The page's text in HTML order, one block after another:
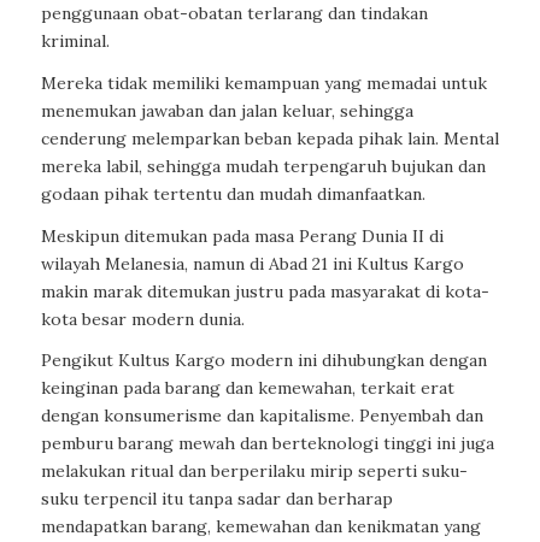
penggunaan obat-obatan terlarang dan tindakan
kriminal.
Mereka tidak memiliki kemampuan yang memadai untuk
menemukan jawaban dan jalan keluar, sehingga
cenderung melemparkan beban kepada pihak lain. Mental
mereka labil, sehingga mudah terpengaruh bujukan dan
godaan pihak tertentu dan mudah dimanfaatkan.
Meskipun ditemukan pada masa Perang Dunia II di
wilayah Melanesia, namun di Abad 21 ini Kultus Kargo
makin marak ditemukan justru pada masyarakat di kota-
kota besar modern dunia.
Pengikut Kultus Kargo modern ini dihubungkan dengan
keinginan pada barang dan kemewahan, terkait erat
dengan konsumerisme dan kapitalisme. Penyembah dan
pemburu barang mewah dan berteknologi tinggi ini juga
melakukan ritual dan berperilaku mirip seperti suku-
suku terpencil itu tanpa sadar dan berharap
mendapatkan barang, kemewahan dan kenikmatan yang